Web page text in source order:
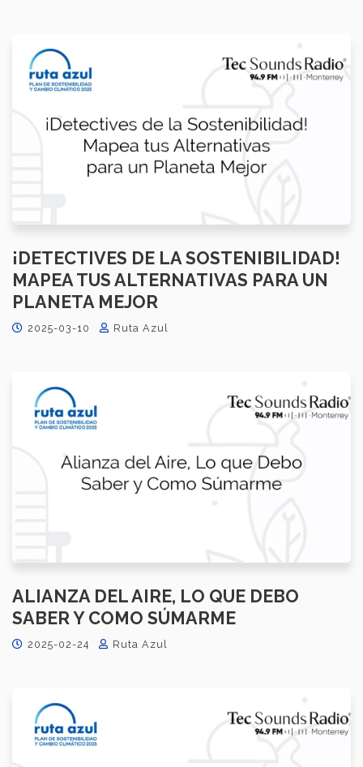
¡DETECTIVES DE LA SOSTENIBILIDAD!
MAPEA TUS ALTERNATIVAS PARA UN
PLANETA MEJOR
2025-03-10 Ruta Azul
ALIANZA DEL AIRE, LO QUE DEBO
SABER Y COMO SÚMARME
2025-02-24 Ruta Azul